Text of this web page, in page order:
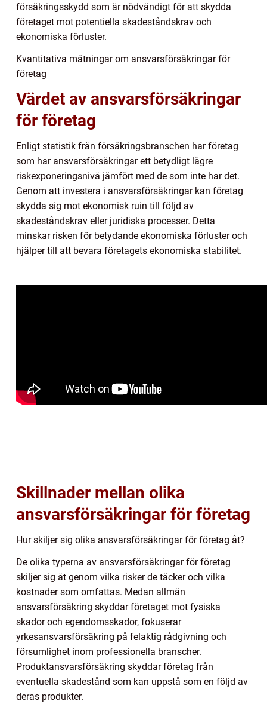
försäkringsskydd som är nödvändigt för att skydda
företaget mot potentiella skadeståndskrav och
ekonomiska förluster.
Kvantitativa mätningar om ansvarsförsäkringar för
företag
Värdet av ansvarsförsäkringar
för företag
Enligt statistik från försäkringsbranschen har företag
som har ansvarsförsäkringar ett betydligt lägre
riskexponeringsnivå jämfört med de som inte har det.
Genom att investera i ansvarsförsäkringar kan företag
skydda sig mot ekonomisk ruin till följd av
skadeståndskrav eller juridiska processer. Detta
minskar risken för betydande ekonomiska förluster och
hjälper till att bevara företagets ekonomiska stabilitet.
Skillnader mellan olika
ansvarsförsäkringar för företag
Hur skiljer sig olika ansvarsförsäkringar för företag åt?
De olika typerna av ansvarsförsäkringar för företag
skiljer sig åt genom vilka risker de täcker och vilka
kostnader som omfattas. Medan allmän
ansvarsförsäkring skyddar företaget mot fysiska
skador och egendomsskador, fokuserar
yrkesansvarsförsäkring på felaktig rådgivning och
försumlighet inom professionella branscher.
Produktansvarsförsäkring skyddar företag från
eventuella skadestånd som kan uppstå som en följd av
deras produkter.